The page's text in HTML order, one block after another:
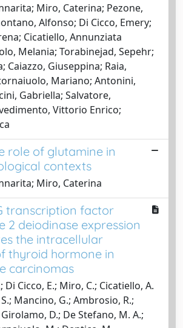
Miro, Caterina; Pezone,
Alfonso; Di Cicco, Emery;
Cicatiello, Annunziata
Melania; Torabinejad, Sepehr;
Caiazzo, Giuseppina; Raia,
Mariano; Antonini,
Gabriella; Salvatore,
Vittorio Enrico;
role of glutamine in
contexts
Miro, Caterina
transcription factor
2 deiodinase expression
the intracellular
thyroid hormone in
carcinomas
Di Cicco, E.; Miro, C.; Cicatiello, A.
Mancino, G.; Ambrosio, R.;
D.; De Stefano, M. A.;